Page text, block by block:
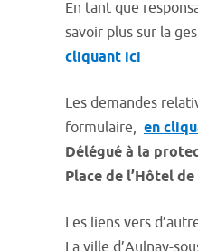
En tant que
savoir plus sur la
cliquant ici
Les demandes
formulaire, en
Délégué à la
Place de l’Hôtel de
Les liens vers
La ville d’Aulnay-